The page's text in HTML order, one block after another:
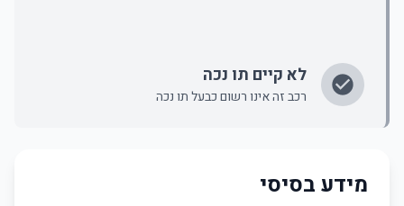
לא קיים תו נכה
רכב זה אינו רשום כבעל תו נכה
מידע בסיסי